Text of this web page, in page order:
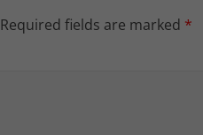
Required fields are marked *